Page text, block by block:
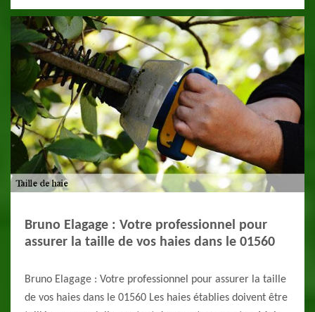
Bruno Elagage : Votre professionnel pour
assurer la taille de vos haies dans le 01560
Bruno Elagage : Votre professionnel pour assurer la taille
de vos haies dans le 01560 Les haies établies doivent être